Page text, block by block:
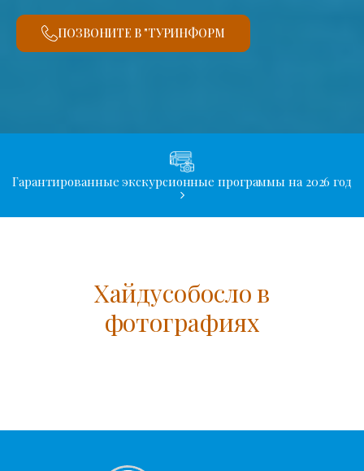
ПОЗВОНИТЕ В "ТУРИНФОРМ
Гарантированные экскурсионные программы на 2026 год
Хайдусобосло в
фотографиях